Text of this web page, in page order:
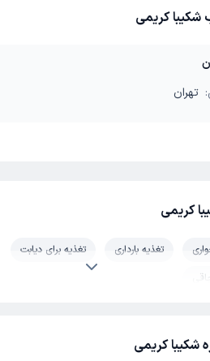
کریمی
تهران
کریمی
تغذیه بارداری
تغذیه برای دیابت
شکیبا کریمی